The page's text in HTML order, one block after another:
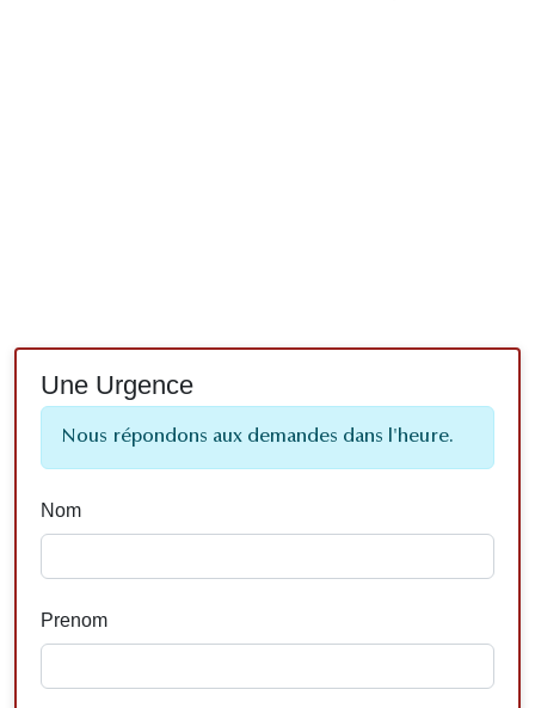
Une Urgence
Nous répondons aux demandes dans l'heure.
Nom
Prenom